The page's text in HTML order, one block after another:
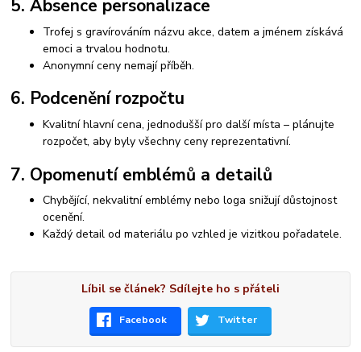
5. Absence personalizace
Trofej s gravírováním názvu akce, datem a jménem získává
emoci a trvalou hodnotu.
Anonymní ceny nemají příběh.
6. Podcenění rozpočtu
Kvalitní hlavní cena, jednodušší pro další místa – plánujte
rozpočet, aby byly všechny ceny reprezentativní.
7. Opomenutí emblémů a detailů
Chybějící, nekvalitní emblémy nebo loga snižují důstojnost
ocenění.
Každý detail od materiálu po vzhled je vizitkou pořadatele.
Líbil se článek? Sdílejte ho s přáteli
Facebook Twitter